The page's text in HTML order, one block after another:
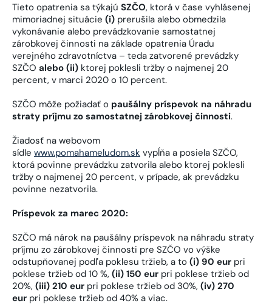
Tieto opatrenia sa týkajú SZČO, ktorá v čase vyhlásenej
mimoriadnej situácie (i) prerušila alebo obmedzila
vykonávanie alebo prevádzkovanie samostatnej
zárobkovej činnosti na základe opatrenia Úradu
verejného zdravotníctva – teda zatvorené prevádzky
SZČO alebo (ii) ktorej poklesli tržby o najmenej 20
percent, v marci 2020 o 10 percent.
SZČO môže požiadať o paušálny príspevok na náhradu
straty príjmu zo samostatnej zárobkovej činnosti.
Žiadosť na webovom
sídle www.pomahameludom.sk vypĺňa a posiela SZČO,
ktorá povinne prevádzku zatvorila alebo ktorej poklesli
tržby o najmenej 20 percent, v prípade, ak prevádzku
povinne nezatvorila.
Príspevok za marec 2020:
SZČO má nárok na paušálny príspevok na náhradu straty
príjmu zo zárobkovej činnosti pre SZČO vo výške
odstupňovanej podľa poklesu tržieb, a to (i) 90 eur pri
poklese tržieb od 10 %, (ii) 150 eur pri poklese tržieb od
20%, (iii) 210 eur pri poklese tržieb od 30%, (iv) 270
eur pri poklese tržieb od 40% a viac.